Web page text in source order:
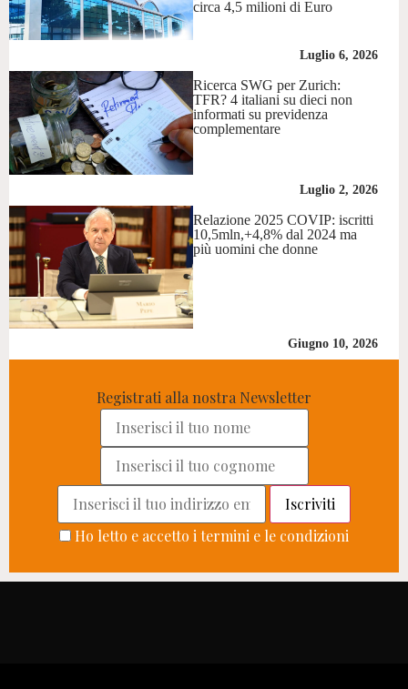
circa 4,5 milioni di Euro
Luglio 6, 2026
Ricerca SWG per Zurich:
TFR? 4 italiani su dieci non
informati su previdenza
complementare
Luglio 2, 2026
Relazione 2025 COVIP: iscritti
10,5mln,+4,8% dal 2024 ma
più uomini che donne
Giugno 10, 2026
Registrati alla nostra Newsletter
Ho letto e accetto i termini e le condizioni